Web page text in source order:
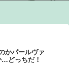
←これｗｗｗ
かパールヴァ
…どっちだ！